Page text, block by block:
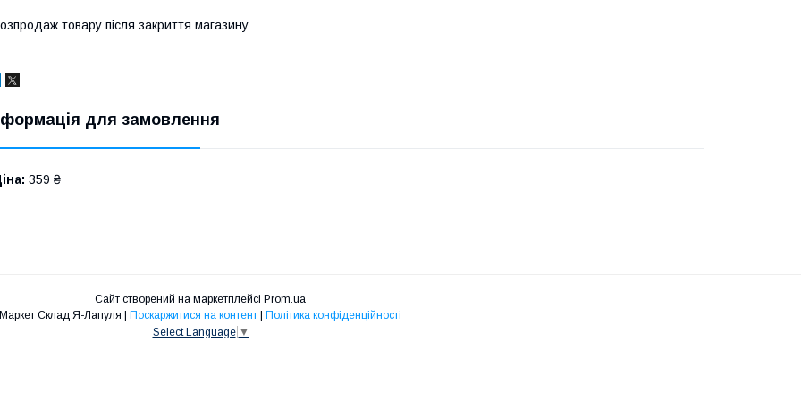
товару після закриття магазину
для замовлення
359 ₴
Сайт створений на маркетплейсі Prom.ua
Маркет Склад Я-Лапуля | Поскаржитися на контент | Політика конфіденційності
Select Language ▼